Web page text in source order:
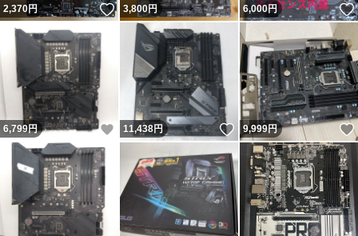
2,370円 いいね！
3,800円 6,000円
6,799円 いいね！
11,438円 いいね！
9,999円